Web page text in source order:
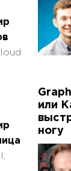
или
ногу